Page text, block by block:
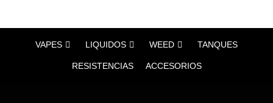
VAPES LIQUIDOS WEED TANQUES
RESISTENCIAS ACCESORIOS